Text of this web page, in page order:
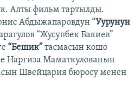
Алты фильм тартылды.
Абдыжапаровдун “Уурунун
“Жусупбек Бакиев”
“Бешик” тасмасын кошо
Наргиза Маматкулованын
Швейцария бюросу менен